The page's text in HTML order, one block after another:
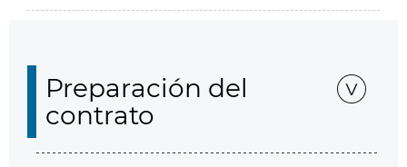
Preparación del
contrato